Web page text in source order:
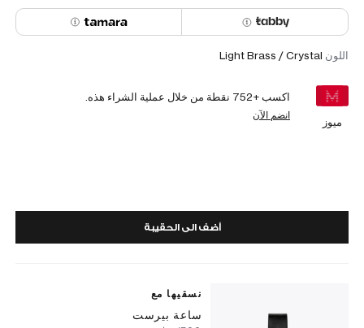
اللون Light Brass / Crystal
ميوز
اكسب +752 نقطة من خلال عملية الشراء هذه.
انضم الآن
أضف الى الحقيبة
نسقيها مع
ساعة بيرست